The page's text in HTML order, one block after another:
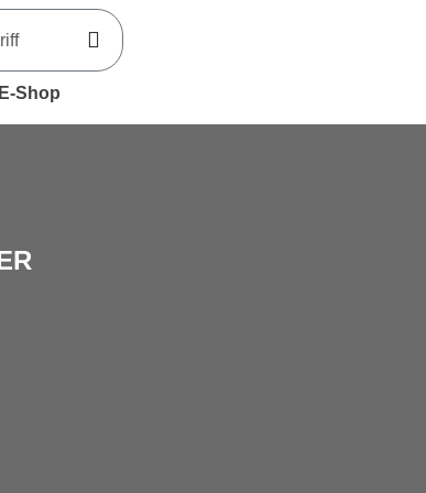
E-Shop